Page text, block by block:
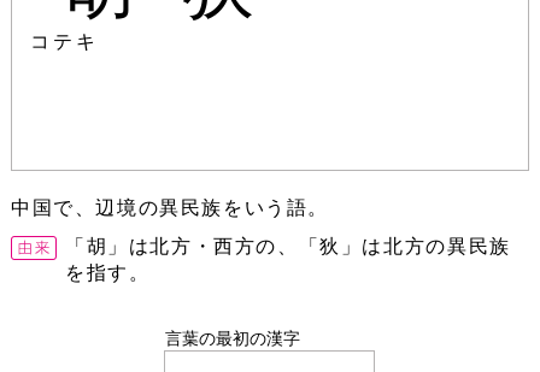
コテキ
中国で、辺境の異民族をいう語。
「胡」は北方・西方の、「狄」は北方の異民族
を指す。
言葉の最初の漢字